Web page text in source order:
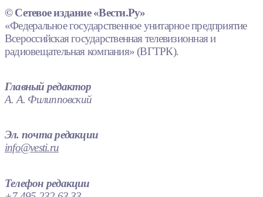
© Сетевое издание «Вести.Ру»
«Федеральное государственное унитарное предприятие
Всероссийская государственная телевизионная и
радиовещательная компания» (ВГТРК).
Главный редактор
А. А. Филипповский
Эл. почта редакции
info@vesti.ru
Телефон редакции